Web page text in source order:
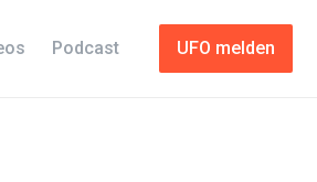
UFO melden
Podcast